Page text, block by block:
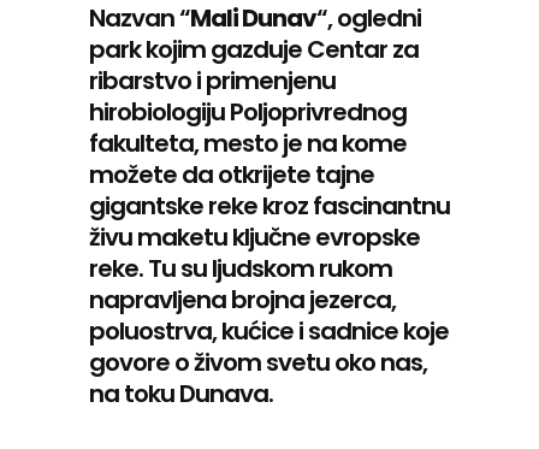
Nazvan “Mali Dunav“, ogledni
park kojim gazduje Centar za
ribarstvo i primenjenu
hirobiologiju Poljoprivrednog
fakulteta, mesto je na kome
možete da otkrijete tajne
gigantske reke kroz fascinantnu
živu maketu ključne evropske
reke. Tu su ljudskom rukom
napravljena brojna jezerca,
poluostrva, kućice i sadnice koje
govore o živom svetu oko nas,
na toku Dunava.